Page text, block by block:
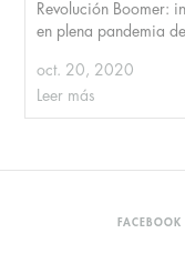
Revolución Boomer:
en plena pandemia
oct. 20, 2020
Leer más
FACEBOOK